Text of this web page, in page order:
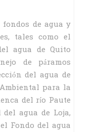
de agua y
tales como el
agua de Quito
de páramos
del agua de
Ambiental para la
del río Paute
del agua de Loja,
el Fondo del agua